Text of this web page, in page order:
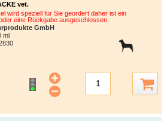
vet.
wird speziell für Sie geordert daher ist ein
eine Rückgabe ausgeschlossen
GmbH
ml